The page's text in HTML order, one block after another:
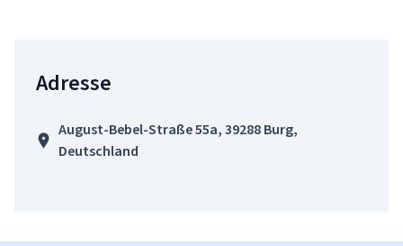
Adresse
August-Bebel-Straße 55a, 39288 Burg,
Deutschland